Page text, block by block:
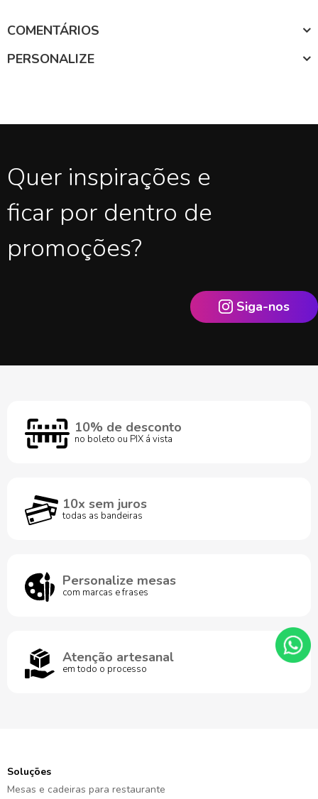
COMENTÁRIOS
PERSONALIZE
Quer inspirações e
ficar por dentro de
promoções?
Siga-nos
10% de desconto
no boleto ou PIX á vista
10x sem juros
todas as bandeiras
Personalize mesas
com marcas e frases
Atenção artesanal
em todo o processo
Soluções
Mesas e cadeiras para restaurante